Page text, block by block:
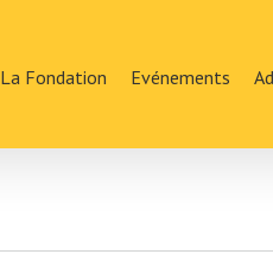
La Fondation Evénements